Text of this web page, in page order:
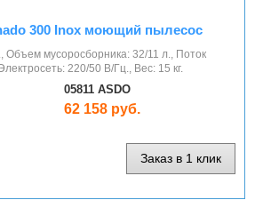
300 Inox моющий пылесос
Объем мусоросборника: 32/11 л., Поток
220/50 В/Гц., Вес: 15 кг.
05811 ASDO
62 158 руб.
Заказ в 1 клик